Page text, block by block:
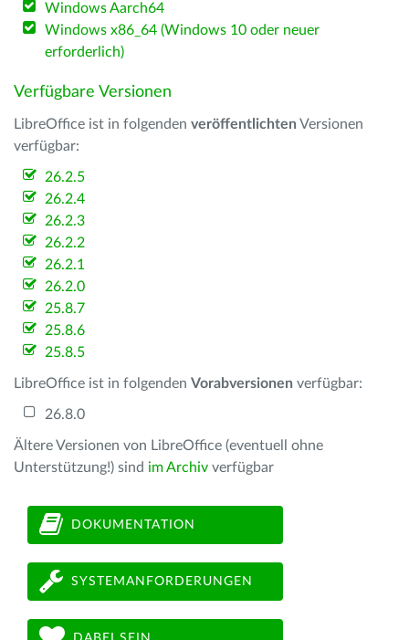
Windows Aarch64
Windows x86_64 (Windows 10 oder neuer
erforderlich)
Verfügbare Versionen
LibreOffice ist in folgenden veröffentlichten Versionen
verfügbar:
26.2.5
26.2.4
26.2.3
26.2.2
26.2.1
26.2.0
25.8.7
25.8.6
25.8.5
LibreOffice ist in folgenden Vorabversionen verfügbar:
26.8.0
Ältere Versionen von LibreOffice (eventuell ohne
Unterstützung!) sind im Archiv verfügbar
DOKUMENTATION
SYSTEMANFORDERUNGEN